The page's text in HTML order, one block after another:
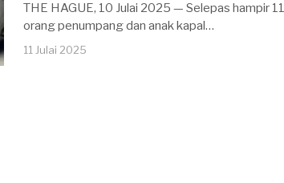
THE HAGUE, 10 Julai 2025 — Selepas hampir
orang penumpang dan anak kapal…
11 Julai 2025